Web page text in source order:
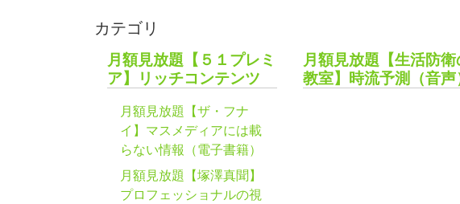
カテゴリ
月額見放題【５１プレミ
ア】リッチコンテンツ
月額見放題【ザ・フナ
イ】マスメディアには載
らない情報（電子書籍）
月額見放題【塚澤真聞】
プロフェッショナルの視
月額見放題【生活防衛
教室】時流予測（音声